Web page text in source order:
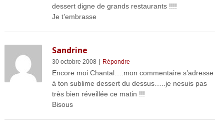
dessert digne de grands restaurants !!!!
Je t’embrasse
Sandrine
30 octobre 2008 | Répondre
Encore moi Chantal….mon commentaire s’adresse
à ton sublime dessert du dessus…..je nesuis pas
très bien réveillée ce matin !!!
Bisous